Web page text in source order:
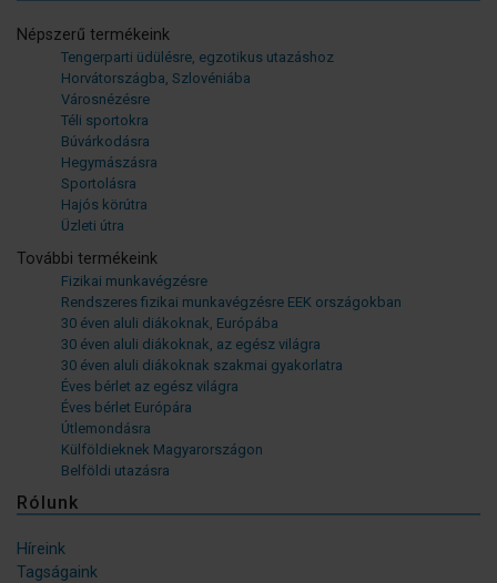
Népszerű termékeink
Tengerparti üdülésre, egzotikus utazáshoz
Horvátországba, Szlovéniába
Városnézésre
Téli sportokra
Búvárkodásra
Hegymászásra
Sportolásra
Hajós körútra
Üzleti útra
További termékeink
Fizikai munkavégzésre
Rendszeres fizikai munkavégzésre EEK országokban
30 éven aluli diákoknak, Európába
30 éven aluli diákoknak, az egész világra
30 éven aluli diákoknak szakmai gyakorlatra
Éves bérlet az egész világra
Éves bérlet Európára
Útlemondásra
Külföldieknek Magyarországon
Belföldi utazásra
Rólunk
Híreink
Tagságaink